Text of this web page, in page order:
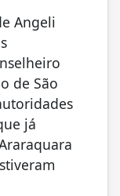
Angeli
de São
já